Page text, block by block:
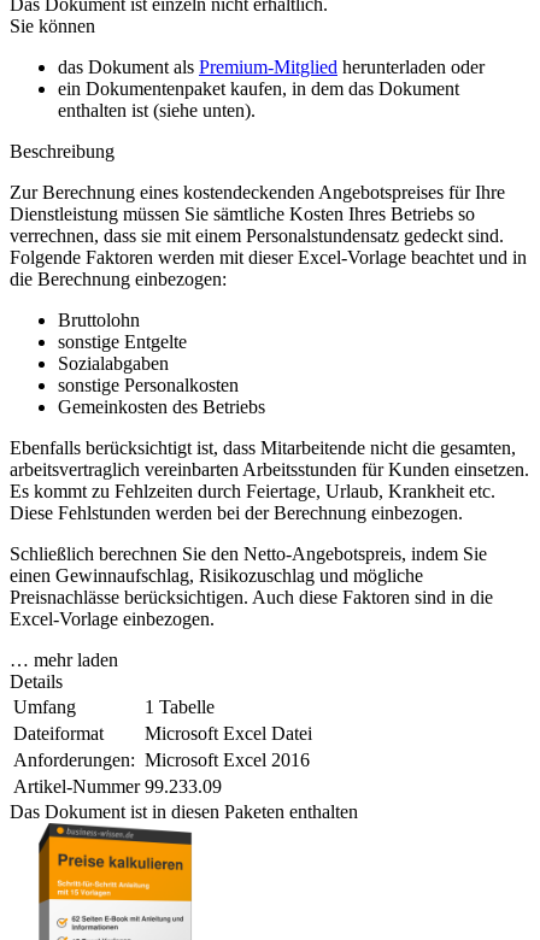
Das Dokument ist einzeln nicht erhältlich.
Sie können
das Dokument als Premium-Mitglied herunterladen oder
ein Dokumentenpaket kaufen, in dem das Dokument
enthalten ist (siehe unten).
Beschreibung
Zur Berechnung eines kostendeckenden Angebotspreises für Ihre
Dienstleistung müssen Sie sämtliche Kosten Ihres Betriebs so
verrechnen, dass sie mit einem Personalstundensatz gedeckt sind.
Folgende Faktoren werden mit dieser Excel-Vorlage beachtet und in
die Berechnung einbezogen:
Bruttolohn
sonstige Entgelte
Sozialabgaben
sonstige Personalkosten
Gemeinkosten des Betriebs
Ebenfalls berücksichtigt ist, dass Mitarbeitende nicht die gesamten,
arbeitsvertraglich vereinbarten Arbeitsstunden für Kunden einsetzen.
Es kommt zu Fehlzeiten durch Feiertage, Urlaub, Krankheit etc.
Diese Fehlstunden werden bei der Berechnung einbezogen.
Schließlich berechnen Sie den Netto-Angebotspreis, indem Sie
einen Gewinnaufschlag, Risikozuschlag und mögliche
Preisnachlässe berücksichtigen. Auch diese Faktoren sind in die
Excel-Vorlage einbezogen.
… mehr laden
Details
Umfang
1 Tabelle
Dateiformat
Microsoft Excel Datei
Anforderungen: Microsoft Excel 2016
Artikel-Nummer 99.233.09
Das Dokument ist in diesen Paketen enthalten